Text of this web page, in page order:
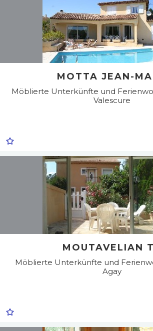
MOTTA JEAN-
Möblierte Unterkünfte und
Valescure
MOUTAVELIAN
Möblierte Unterkünfte und
Agay